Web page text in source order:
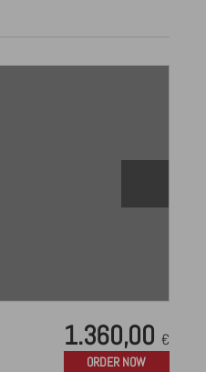
1.360,00 €
ORDER NOW